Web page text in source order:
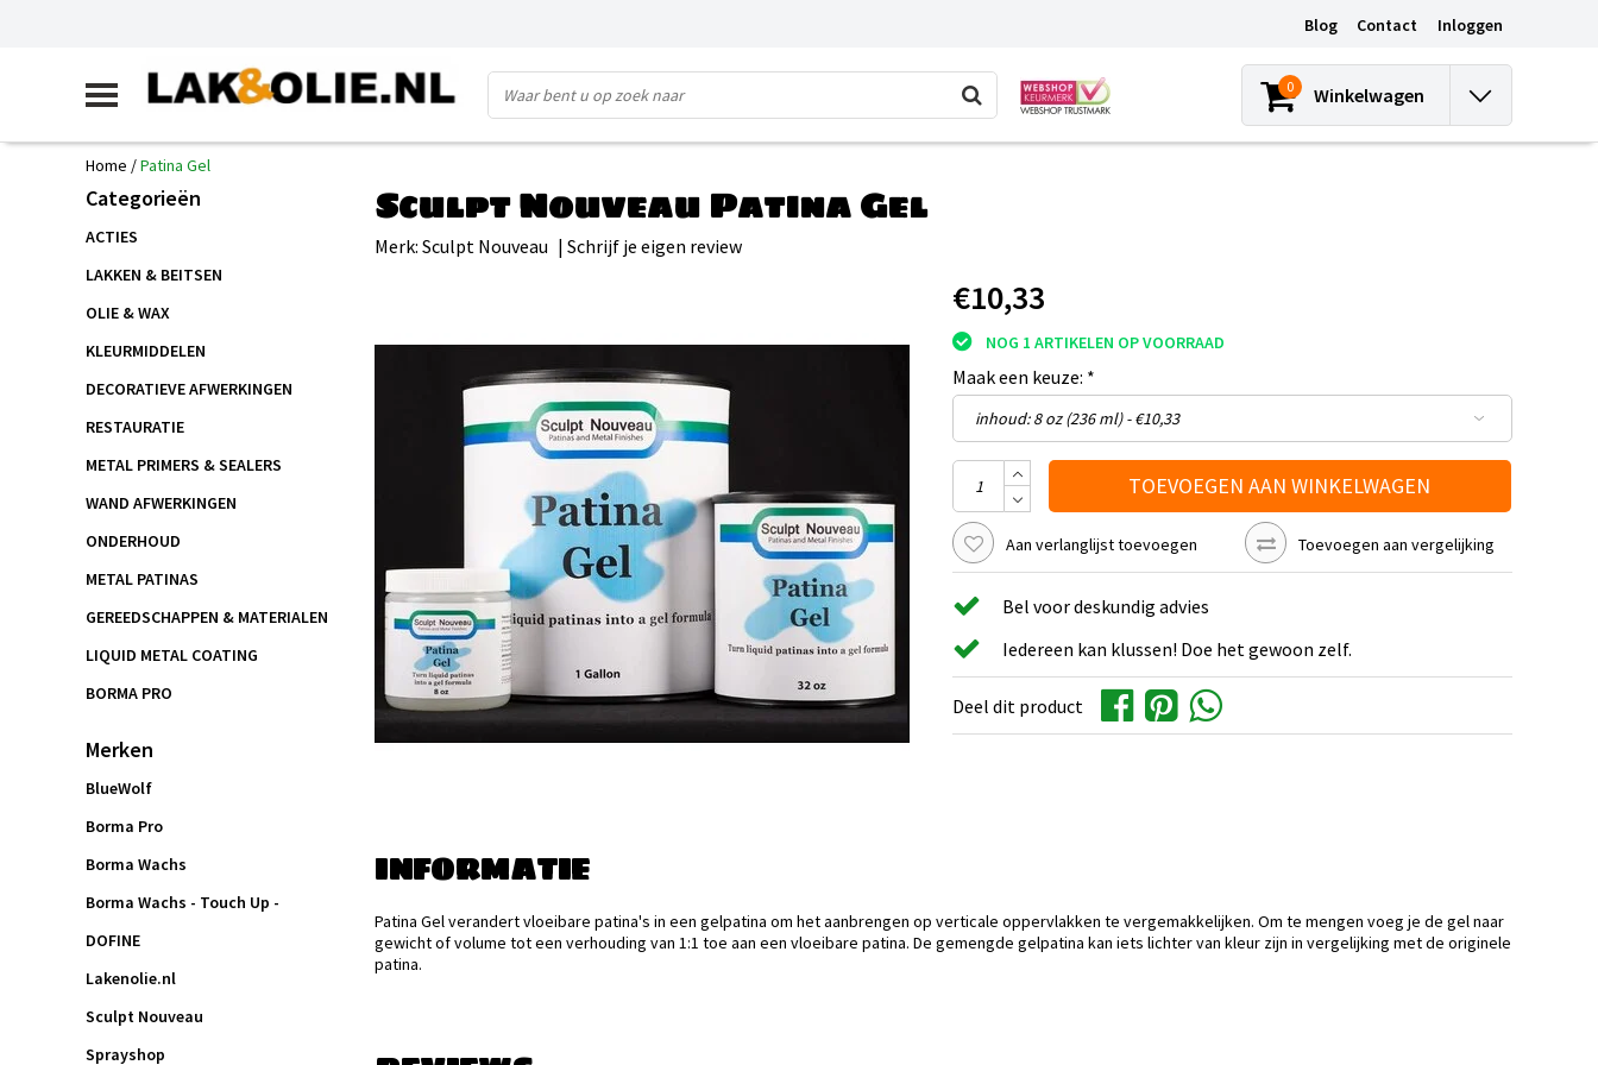
Blog Contact Inloggen
0 Winkelwagen
Home /Patina Gel
Categorieën
ACTIES
LAKKEN & BEITSEN
OLIE & WAX
KLEURMIDDELEN
DECORATIEVE AFWERKINGEN
RESTAURATIE
METAL PRIMERS & SEALERS
WAND AFWERKINGEN
ONDERHOUD
METAL PATINAS
GEREEDSCHAPPEN & MATERIALEN
LIQUID METAL COATING
BORMA PRO
Merken
BlueWolf
Borma Pro
Borma Wachs
Borma Wachs - Touch Up -
DOFINE
Lakenolie.nl
Sculpt Nouveau
Sprayshop
Sculpt Nouveau Patina Gel
Merk: Sculpt Nouveau | Schrijf je eigen review
€10,33
NOG 1 ARTIKELEN OP VOORRAAD
Maak een keuze: *
TOEVOEGEN AAN WINKELWAGEN
Aan verlanglijst toevoegen Toevoegen aan vergelijking
Bel voor deskundig advies
Iedereen kan klussen! Doe het gewoon zelf.
Deel dit product
INFORMATIE
Patina Gel verandert vloeibare patina's in een gelpatina om het aanbrengen op verticale oppervlakken te vergemakkelijken. Om te mengen voeg je de gel naar
gewicht of volume tot een verhouding van 1:1 toe aan een vloeibare patina. De gemengde gelpatina kan iets lichter van kleur zijn in vergelijking met de originele
patina.